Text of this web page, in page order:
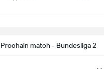
Prochain match - Bundesliga 2